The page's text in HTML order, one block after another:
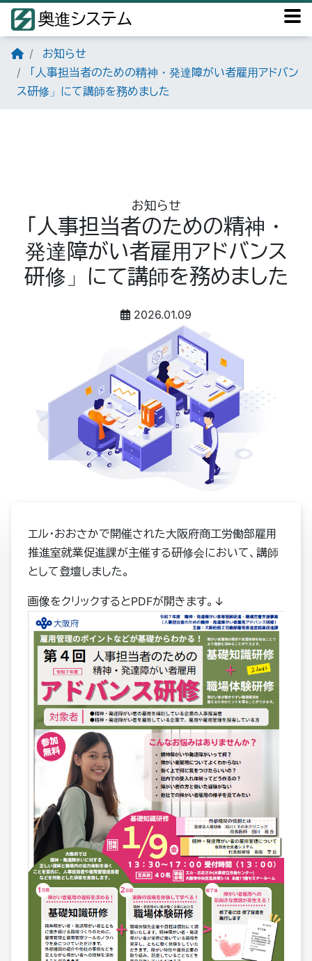
奥進システム
お知らせ
「人事担当者のための精神・発達障がい者雇用アドバン
ス研修」にて講師を務めました
お知らせ
「人事担当者のための精神・
発達障がい者雇用アドバンス
研修」にて講師を務めました
2026.01.09
エル・おおさかで開催された大阪府商工労働部雇用
推進室就業促進課が主催する研修会において、講師
として登壇しました。
画像をクリックするとPDFが開きます。↓